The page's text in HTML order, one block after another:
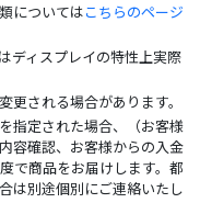
についてはこちらのページ
ディスプレイの特性上実際
される場合があります。
指定された場合、（お客様
容確認、お客様からの入金
で商品をお届けします。都
は別途個別にご連絡いたし